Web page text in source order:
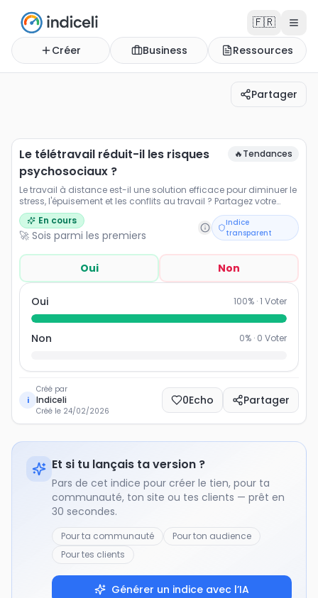
🇫🇷
Créer Business Ressources
Partager
Le télétravail réduit-il les risques psychosociaux ?
Le travail à distance est-il une solution efficace pour
Le télétravail réduit-il les risques
psychosociaux ?
🔥Tendances
Le travail à distance est-il une solution efficace pour diminuer le
stress, l'épuisement et les conflits au travail ? Partagez votre
expérience.
En cours
🚀 Sois parmi les premiers
Indice
transparent
Oui Non
Oui 100% ·1 Voter
Non 0% · 0 Voter
i
Créé par
Indiceli
Créé le 24/02/2026
0Echo Partager
Et si tu lançais ta version ?
Pars de cet indice pour créer le tien, pour ta
communauté, ton site ou tes clients — prêt en
30 secondes.
Pour ta communauté
Pour ton audience
Pour tes clients
Générer un indice avec l’IA